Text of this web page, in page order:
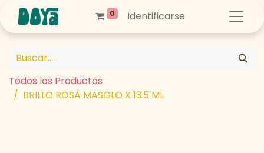
0 Identificarse
Todos los Productos
BRILLO ROSA MASGLO X 13.5 ML